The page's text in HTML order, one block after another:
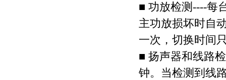
■ 功放检测----每
主功放损坏时自
一次，切换时间
■ 扬声器和线路
钟。当检测到线